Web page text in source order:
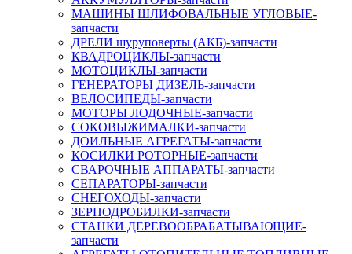
МАШИНЫ ШЛИФОВАЛЬНЫЕ УГЛОВЫЕ-
запчасти
ДРЕЛИ шуруповерты (АКБ)-запчасти
КВАДРОЦИКЛЫ-запчасти
МОТОЦИКЛЫ-запчасти
ГЕНЕРАТОРЫ ДИЗЕЛЬ-запчасти
ВЕЛОСИПЕДЫ-запчасти
МОТОРЫ ЛОДОЧНЫЕ-запчасти
СОКОВЫЖИМАЛКИ-запчасти
ДОИЛЬНЫЕ АГРЕГАТЫ-запчасти
КОСИЛКИ РОТОРНЫЕ-запчасти
СВАРОЧНЫЕ АППАРАТЫ-запчасти
СЕПАРАТОРЫ-запчасти
СНЕГОХОДЫ-запчасти
ЗЕРНОДРОБИЛКИ-запчасти
СТАНКИ ДЕРЕВООБРАБАТЫВАЮЩИЕ-
запчасти